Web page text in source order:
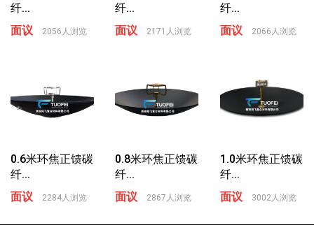
纤...
面议
2056人浏览
纤...
面议
2171人浏览
纤...
面议
2066人浏览
0.6米环焦正馈碳
纤...
面议
2284人浏览
0.8米环焦正馈碳
纤...
面议
2867人浏览
1.0米环焦正馈碳
纤...
面议
3002人浏览